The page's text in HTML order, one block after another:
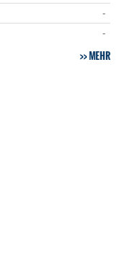
-
-
MEHR